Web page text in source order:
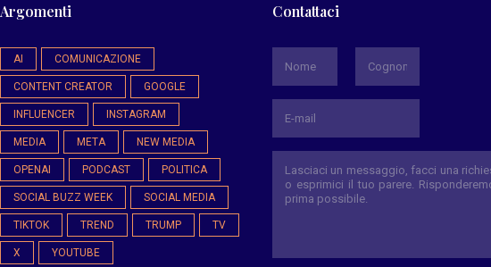
Argomenti
AI COMUNICAZIONE
CONTENT CREATOR GOOGLE
INFLUENCER INSTAGRAM
MEDIA META NEW MEDIA
OPENAI PODCAST POLITICA
SOCIAL BUZZ WEEK SOCIAL MEDIA
TIKTOK TREND TRUMP TV
X YOUTUBE
Contattaci